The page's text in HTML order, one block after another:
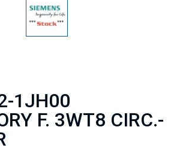
1JH00
F. 3WT8 CIRC.-